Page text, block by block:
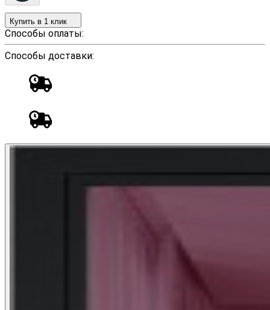
Купить в 1 клик
Способы оплаты:
Способы доставки: